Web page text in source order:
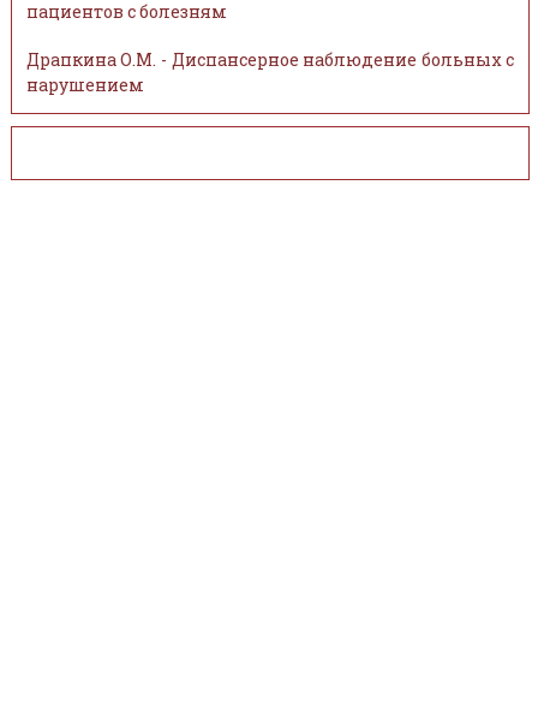
пациентов с болезням
Драпкина О.М. - Диспансерное наблюдение больных с
нарушением